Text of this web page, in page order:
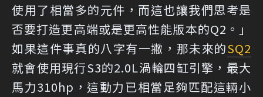
使用了相當多的元件，而這也讓我們思考是
否要打造更高端或是更高性能版本的Q2。」
如果這件事真的八字有一撇，那未來的SQ2
就會使用現行S3的2.0L渦輪四缸引擎，最大
馬力310hp，這動力已相當足夠匹配這輛小